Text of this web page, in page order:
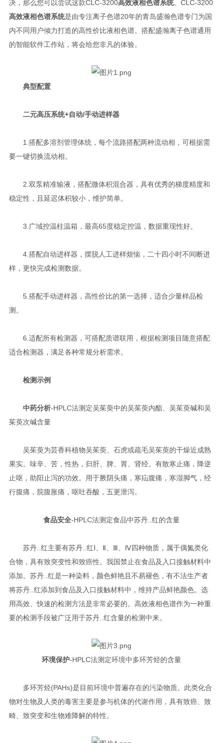
决，那么您可以尝试这款CLC-3200高效液相色谱系统。CLC-3200
高效液相色谱系统是由专注离子色谱20年的青岛盛瀚色谱专门为国
内不同用户倾力打造的高性价比液相色谱。搭配盛瀚离子色谱通用
的智能软件工作站，将会给您非凡的体验。
典型配置
二元高压系统+自动/手动进样器
1.搭配多溶剂管理体统，每个流路搭配两种流动相，可根据需
要一键切换流动相。
2.双泵精准输液，搭配微体积混合器，具有优秀的梯度精度和
稳定性，且延迟体积较小，维护简单。
3.广域控温柱温箱，最高65度稳定控温，数据重现性好。
4.搭配自动进样器，摆脱人工进样烦恼，二十四小时不间断进
样，更快完成检测数据。
5.搭配手动进样器，高性价比的第一选择，适合少量样品检
测。
6.适配所有检测器，可搭配质谱联用，根据检测项目随意搭配
适合检测器，满足各种常规分析需求。
检测示例
中药分析-HPLC法测定吴茱萸中的吴茱萸内酯、吴茱萸碱和吴
茱萸次碱含量
吴茱萸为芸香科植物吴茱萸、石虎或疏毛吴茱萸的干燥近成熟
果实。味辛、苦，性热，归肝、脾、胃、肾经。有散寒止痛，降逆
止呕，助阳止泻的功效。用于厥阴头痛，寒疝腹痛，寒湿脚气，经
行腹痛，脘腹胀痛，呕吐吞酸，五更泄泻。
食品安全-HPLC法测定食品中苏丹..红的含量
苏丹..红主要有苏丹..红Ⅰ、Ⅱ、Ⅲ、Ⅳ四种物质，属于偶氮类化
合物，具有致突变性和致癌性。我国禁止在食品及入口接触材料中
添加。苏丹..红是一种染料，颜色鲜艳且不易褪色，有不法生产者
将苏丹..红添加到食品及入口接触材料中，维持产品鲜艳颜色。选
用高效、快速的检测方法是非常必要的。高效液相色谱作为一种重
要的检测手段被广泛用于苏丹..红含量的检测中来。
环境保护-HPLC法测定环境中多环芳烃的含量
多环芳烃(PAHs)是目前环境中普遍存在的污染物质。此类化合
物对生物及人类的毒害主要是参与机体的代谢作用，具有致癌、致
畸、致突变和生物难降解的特性。